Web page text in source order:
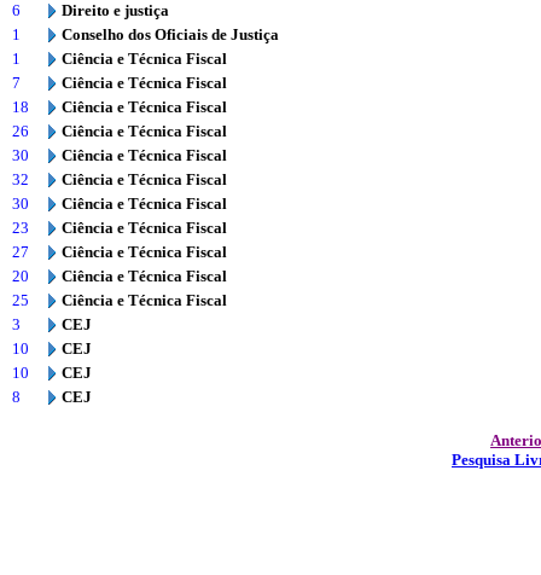
6
Direito e justiça
1
Conselho dos Oficiais de Justiça
1
Ciência e Técnica Fiscal
7
Ciência e Técnica Fiscal
18
Ciência e Técnica Fiscal
26
Ciência e Técnica Fiscal
30
Ciência e Técnica Fiscal
32
Ciência e Técnica Fiscal
30
Ciência e Técnica Fiscal
23
Ciência e Técnica Fiscal
27
Ciência e Técnica Fiscal
20
Ciência e Técnica Fiscal
25
Ciência e Técnica Fiscal
3
CEJ
10
CEJ
10
CEJ
8
CEJ
Pesquisa